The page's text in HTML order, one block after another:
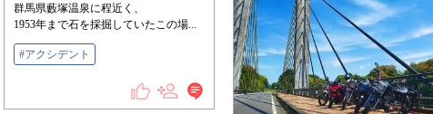
群馬県藪塚温泉に程近く、
1953年まで石を採掘していたこの場...
#アクシデント